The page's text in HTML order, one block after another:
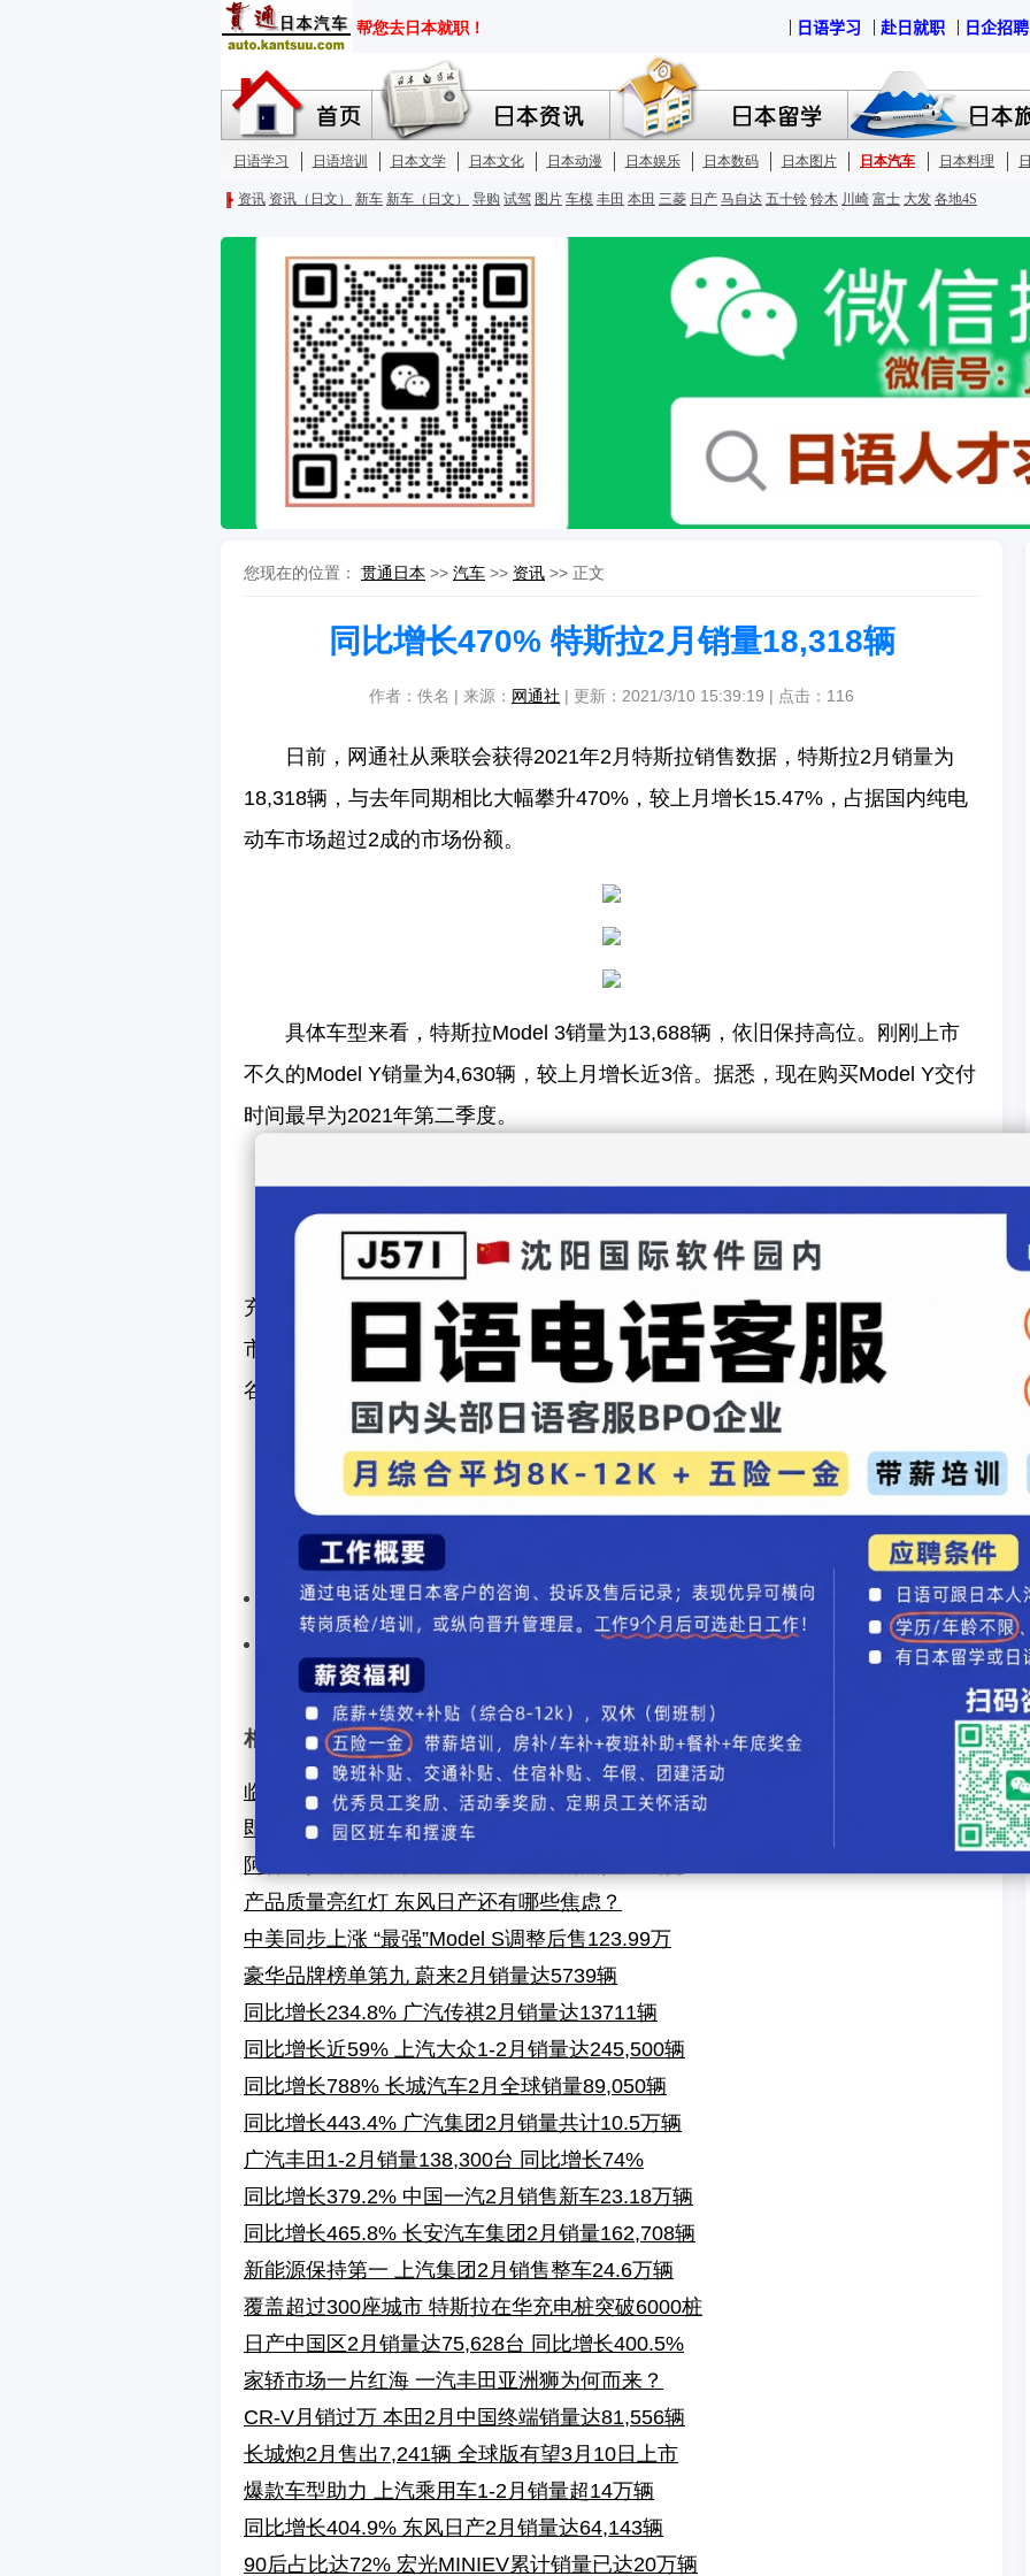
您现在的位置： 贯通日本 >> 汽车 >> 资讯 >> 正文
同比增长470% 特斯拉2月销量18,318辆
作者：佚名 | 来源： 网通社 | 更新：2021/3/10 15:39:19 | 点击： 116
日前，网通社从乘联会获得2021年2月特斯拉销售数据，特斯拉2月销量为
18,318辆，与去年同期相比大幅攀升470%，较上月增长15.47%，占据国内纯电
动车市场超过2成的市场份额。
具体车型来看，特斯拉Model 3销量为13,688辆，依旧保持高位。刚刚上市
不久的Model Y销量为4,630辆，较上月增长近3倍。据悉，现在购买Model Y交付
时间最早为2021年第二季度。
截至目前，国内超级充电桩数量已突破6000桩，建成并开放超过760座超级
充电站、超过700座目的地充电站，覆盖超过300座城市，基本囊括全国各主要城
市。此外，特斯拉相关词条在近10年间大幅增长，根据一份调查，特斯拉品牌在
谷歌的搜索量增长了1262.1％。
（图/文 网通社 刘岸泽）
汽车录入：贯通日本语 责任编辑：贯通日本语
上一篇汽车：同比增长443.4% 广汽集团2月销量共计10.5万辆
3月14日上市/限量300辆 坦克300将推限定版车型
】
相关文章
临近315被五部门约谈 特斯拉有没有瑟瑟发抖？
即将全面电动化 MINI将于2025年推最终版燃油车
阿特兹投诉率居高不下 一汽马自达的品控现硬伤
产品质量亮红灯 东风日产还有哪些焦虑？
中美同步上涨 “最强”Model S调整后售123.99万
豪华品牌榜单第九 蔚来2月销量达5739辆
同比增长234.8% 广汽传祺2月销量达13711辆
同比增长近59% 上汽大众1-2月销量达245,500辆
同比增长788% 长城汽车2月全球销量89,050辆
同比增长443.4% 广汽集团2月销量共计10.5万辆
广汽丰田1-2月销量138,300台 同比增长74%
同比增长379.2% 中国一汽2月销售新车23.18万辆
同比增长465.8% 长安汽车集团2月销量162,708辆
新能源保持第一 上汽集团2月销售整车24.6万辆
覆盖超过300座城市 特斯拉在华充电桩突破6000桩
日产中国区2月销量达75,628台 同比增长400.5%
家轿市场一片红海 一汽丰田亚洲狮为何而来？
CR-V月销过万 本田2月中国终端销量达81,556辆
长城炮2月售出7,241辆 全球版有望3月10日上市
爆款车型助力 上汽乘用车1-2月销量超14万辆
同比增长404.9% 东风日产2月销量达64,143辆
90后占比达72% 宏光MINIEV累计销量已达20万辆